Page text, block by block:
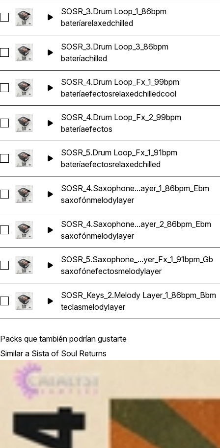
Seleccionar SOSR_3.Drum Loop_1_86bpm
SOSR_3.Drum Loop_1_86bpm
bateríarelaxedchilled
Seleccionar SOSR_3.Drum Loop_3_86bpm
SOSR_3.Drum Loop_3_86bpm
bateríachilled
Seleccionar SOSR_4.Drum Loop_Fx_1_99bpm
SOSR_4.Drum Loop_Fx_1_99bpm
bateríaefectosrelaxedchilledcool
Seleccionar SOSR_4.Drum Loop_Fx_2_99bpm
SOSR_4.Drum Loop_Fx_2_99bpm
bateríaefectos
Seleccionar SOSR_5.Drum Loop_Fx_1_91bpm
SOSR_5.Drum Loop_Fx_1_91bpm
bateríaefectosrelaxedchilled
Seleccionar SOSR_4.Saxophone_Melody
SOSR_4.Saxophone...ayer_1_86bpm_Ebm
saxofónmelodylayer
Seleccionar SOSR_4.Saxophone_Melody
SOSR_4.Saxophone...ayer_2_86bpm_Ebm
saxofónmelodylayer
Seleccionar SOSR_5.Saxophone_Melody
SOSR_5.Saxophone_...yer_Fx_1_91bpm_Gb
saxofónefectosmelodylayer
Seleccionar SOSR_Keys_2.Melody Layer_1_86bpm_Bbm
SOSR_Keys_2.Melody Layer_1_86bpm_Bbm
teclasmelodylayer
Packs que también podrían gustarte
Similar a Sista of Soul Returns